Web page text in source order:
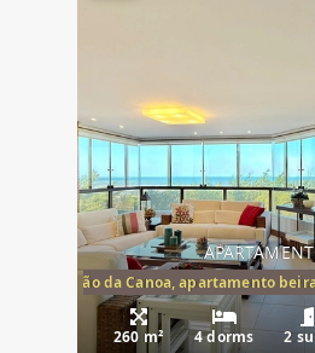
mar Capão da Canoa, apartamento
260 m² 4 dorms 2